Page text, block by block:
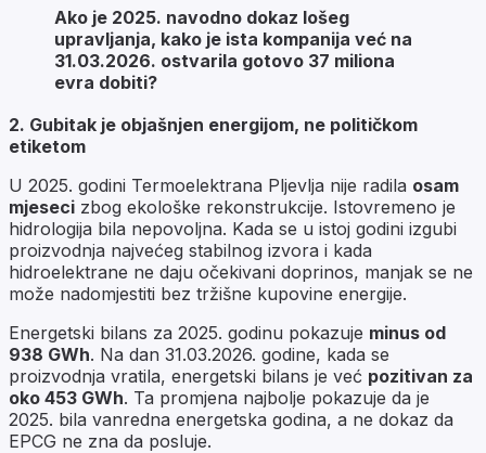
Ako je 2025. navodno dokaz lošeg
upravljanja, kako je ista kompanija već na
31.03.2026. ostvarila gotovo 37 miliona
evra dobiti?
2. Gubitak je objašnjen energijom, ne političkom
etiketom
U 2025. godini Termoelektrana Pljevlja nije radila osam
mjeseci zbog ekološke rekonstrukcije. Istovremeno je
hidrologija bila nepovoljna. Kada se u istoj godini izgubi
proizvodnja najvećeg stabilnog izvora i kada
hidroelektrane ne daju očekivani doprinos, manjak se ne
može nadomjestiti bez tržišne kupovine energije.
Energetski bilans za 2025. godinu pokazuje minus od
938 GWh. Na dan 31.03.2026. godine, kada se
proizvodnja vratila, energetski bilans je već pozitivan za
oko 453 GWh. Ta promjena najbolje pokazuje da je
2025. bila vanredna energetska godina, a ne dokaz da
EPCG ne zna da posluje.